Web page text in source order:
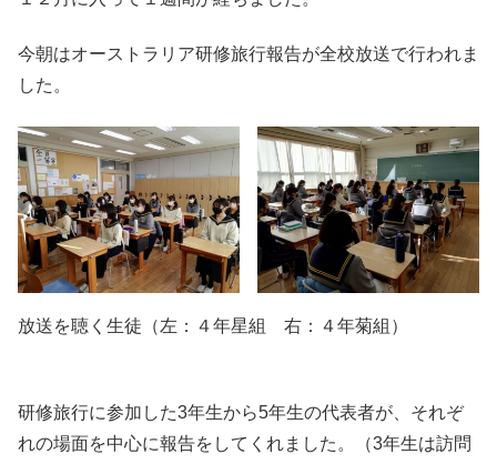
今朝はオーストラリア研修旅行報告が全校放送で行われま
した。
放送を聴く生徒（左：４年星組 右：４年菊組）
研修旅行に参加した3年生から5年生の代表者が、それぞ
れの場面を中心に報告をしてくれました。（3年生は訪問